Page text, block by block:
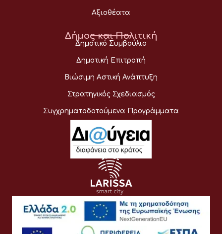
Αξιοθέατα
Δήμος και Πολιτική
Δημοτικό Συμβούλιο
Δημοτική Επιτροπή
Βιώσιμη Αστική Ανάπτυξη
Στρατηγικός Σχεδιασμός
Συγχρηματοδοτούμενα Προγράμματα